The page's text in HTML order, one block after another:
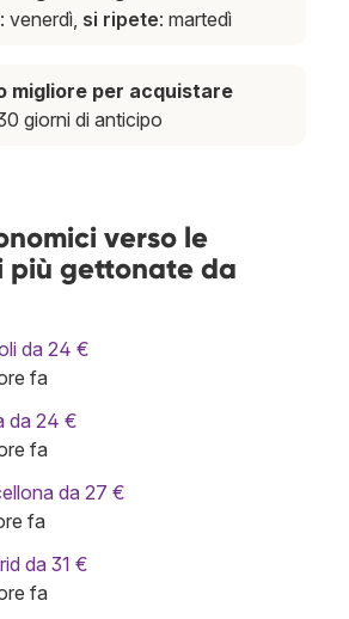
: venerdì, si ripete: martedì
migliore per acquistare
giorni di anticipo
verso le
più gettonate da
da 24 €
fa
da 24 €
fa
da 27 €
fa
da 31 €
fa